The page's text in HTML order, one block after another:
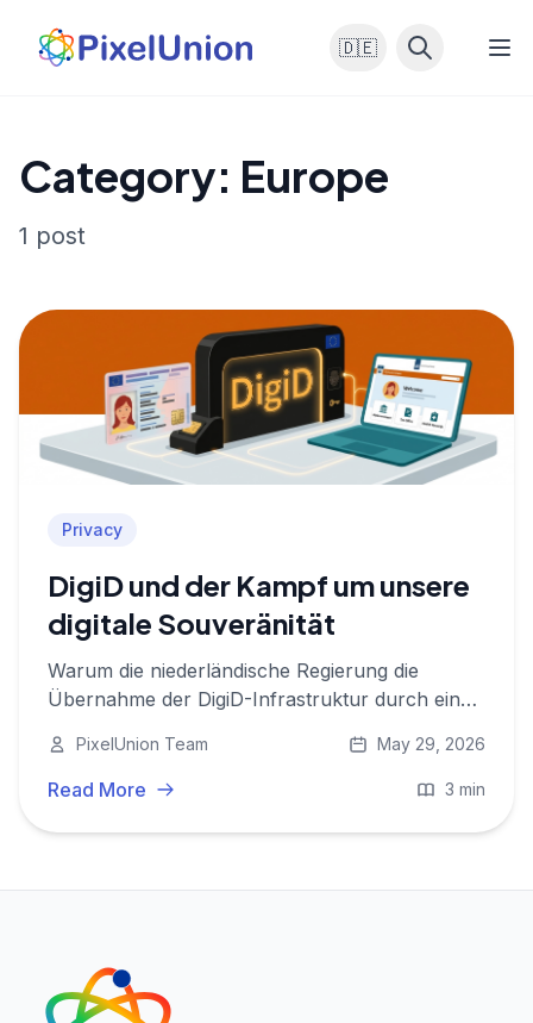
🇩🇪
Category: Europe
1 post
Privacy
DigiD und der Kampf um unsere
digitale Souveränität
Warum die niederländische Regierung die
Übernahme der DigiD-Infrastruktur durch ein
was das über Datenschutz, digitale Autonomie
und europäische Datensouveränität aussagt.
PixelUnion Team May 29, 2026
Read More 3 min